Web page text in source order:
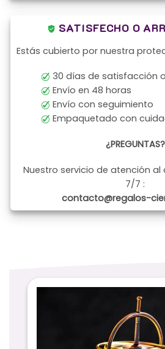
SATISFECHO O
Estás cubierto por nuestra
30 días de satisfacción
Envío en 48 horas
Envío con seguimiento
Empaquetado con
¿PREGUNTAS?
Nuestro servicio de atención al
7/7 :
contacto@regalos-